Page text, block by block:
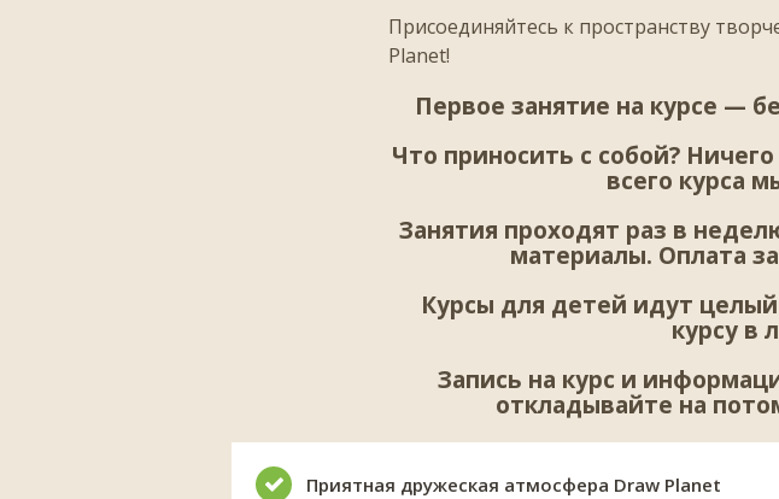
Присоединяйтесь к пространству
Planet!
Первое занятие на курсе —
Что приносить с собой? Ничего
всего курса
Занятия проходят раз в
материалы. Оплата
Курсы для детей идут
курсу в
Запись на курс и
откладывайте на
Приятная дружеская атмосфера Draw Planet